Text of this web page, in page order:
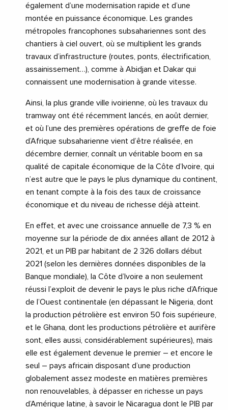
également d’une modernisation rapide et d’une
montée en puissance économique. Les grandes
métropoles francophones subsahariennes sont des
chantiers à ciel ouvert, où se multiplient les grands
travaux d’infrastructure (routes, ponts, électrification,
assainissement…), comme à Abidjan et Dakar qui
connaissent une modernisation à grande vitesse.
Ainsi, la plus grande ville ivoirienne, où les travaux du
tramway ont été récemment lancés, en août dernier,
et où l’une des premières opérations de greffe de foie
d’Afrique subsaharienne vient d’être réalisée, en
décembre dernier, connaît un véritable boom en sa
qualité de capitale économique de la Côte d’Ivoire, qui
n’est autre que le pays le plus dynamique du continent,
en tenant compte à la fois des taux de croissance
économique et du niveau de richesse déjà atteint.
En effet, et avec une croissance annuelle de 7,3 % en
moyenne sur la période de dix années allant de 2012 à
2021, et un PIB par habitant de 2 326 dollars début
2021 (selon les dernières données disponibles de la
Banque mondiale), la Côte d’Ivoire a non seulement
réussi l’exploit de devenir le pays le plus riche d’Afrique
de l’Ouest continentale (en dépassant le Nigeria, dont
la production pétrolière est environ 50 fois supérieure,
et le Ghana, dont les productions pétrolière et aurifère
sont, elles aussi, considérablement supérieures), mais
elle est également devenue le premier – et encore le
seul – pays africain disposant d’une production
globalement assez modeste en matières premières
non renouvelables, à dépasser en richesse un pays
d’Amérique latine, à savoir le Nicaragua dont le PIB par